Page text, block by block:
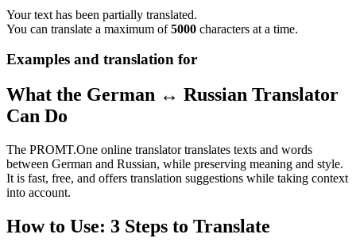
Your text has been partially translated.
You can translate a maximum of5000 characters at a time.
Examples and translation for
What the German ↔ Russian Translator
Can Do
The PROMT.One online translator translates texts and words
between German and Russian, while preserving meaning and style.
It is fast, free, and offers translation suggestions while taking context
into account.
How to Use: 3 Steps to Translate